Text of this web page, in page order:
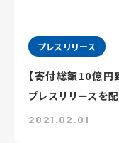
プレスリリース
【寄付総額10億円
プレスリリースを
2021.02.01